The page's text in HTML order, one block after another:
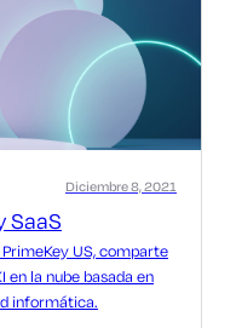
SaaS
Diciembre 8, 2021
US, comparte
en la nube basada en
informática.